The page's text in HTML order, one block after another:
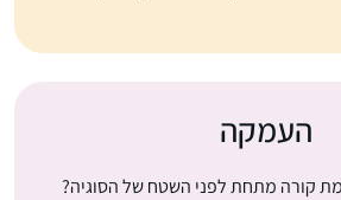
העמקה
קורה מתחת לפני השטח של הסוגיה?